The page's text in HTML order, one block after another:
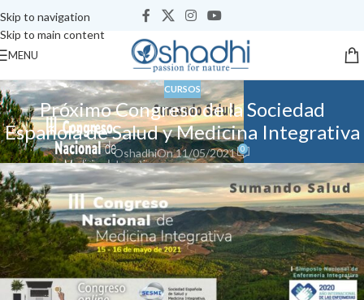
Skip to navigation
Skip to main content
MENU
CURSOS
Próximo Congreso de la Sociedad
Española de Salud y Medicina Integrativa
OshadhiOn 11/05/2021 0